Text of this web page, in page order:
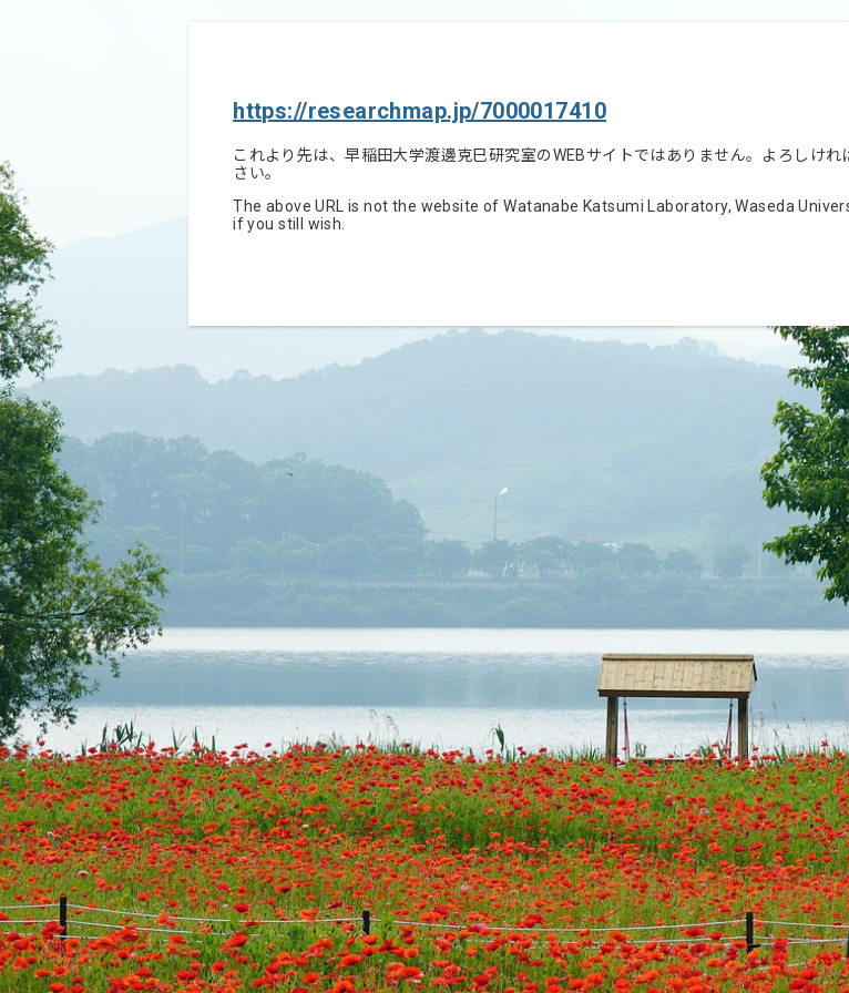
https://researchmap.jp/7000017410
これより先は、早稲田大学渡邊克巳研究室のWEBサイトではありません。よろしけ
さい。
The above URL is not the website of Watanabe Katsumi Laboratory, Waseda
if you still wish.